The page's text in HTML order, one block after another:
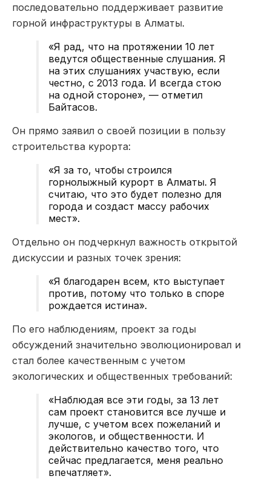
последовательно поддерживает развитие
горной инфраструктуры в Алматы.
«Я рад, что на протяжении 10 лет
ведутся общественные слушания. Я
на этих слушаниях участвую, если
честно, с 2013 года. И всегда стою
на одной стороне», — отметил
Байтасов.
Он прямо заявил о своей позиции в пользу
строительства курорта:
«Я за то, чтобы строился
горнолыжный курорт в Алматы. Я
считаю, что это будет полезно для
города и создаст массу рабочих
мест».
Отдельно он подчеркнул важность открытой
дискуссии и разных точек зрения:
«Я благодарен всем, кто выступает
против, потому что только в споре
рождается истина».
По его наблюдениям, проект за годы
обсуждений значительно эволюционировал и
стал более качественным с учетом
экологических и общественных требований:
«Наблюдая все эти годы, за 13 лет
сам проект становится все лучше и
лучше, с учетом всех пожеланий и
экологов, и общественности. И
действительно качество того, что
сейчас предлагается, меня реально
впечатляет».